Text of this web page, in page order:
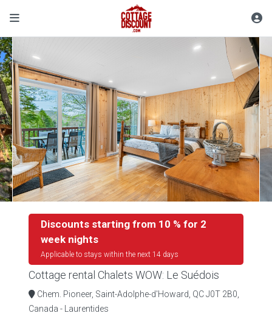
Discounts starting from 10 % for 2
week nights
Applicable to stays within the next 14 days
Cottage rental Chalets WOW: Le Suédois
Chem. Pioneer, Saint-Adolphe-d'Howard, QC J0T 2B0,
Canada - Laurentides